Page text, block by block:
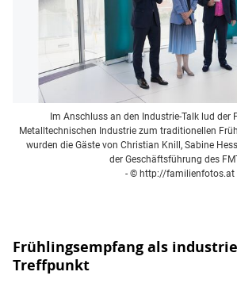
Im Anschluss an den Industrie-Talk lud der
Metalltechnischen Industrie zum traditionellen
wurden die Gäste von Christian Knill, Sabine
der Geschäftsführung des
- © http://familienfotos.at
Frühlingsempfang als
Treffpunkt